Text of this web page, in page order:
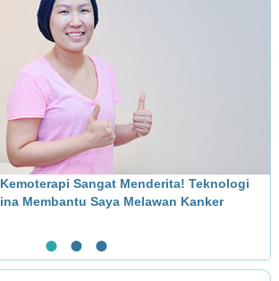
Sangat Menderita! Teknologi
Membantu Saya Melawan Kanker
● ● ●